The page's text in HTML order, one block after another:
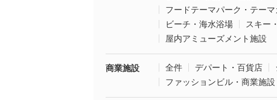
フードテーマパーク・テーマ
ビーチ・海水浴場
スキー
屋内アミューズメント施設
商業施設 全件 デパート・百貨店
ファッションビル・商業施設